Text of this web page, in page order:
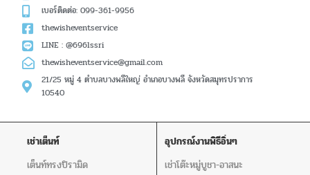
เบอร์ติดต่อ: 099-361-9956
thewisheventservice
LINE : @696lssri
thewisheventservice@gmail.com
21/25 หมู่ 4 ตำบลบางพลีใหญ่ อำเภอบางพลี จังหวัดสมุทรปราการ
10540
เช่าเต็นท์
เต็นท์ทรงปิรามิด
อุปกรณ์งานพิธีอิ่นๆ
เช่าโต๊ะหมู่บูชา-อาสนะ